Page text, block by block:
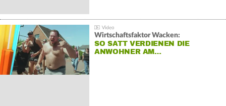
Wirtschaftsfaktor Wacken:
SO SATT VERDIENEN DIE
ANWOHNER AM…